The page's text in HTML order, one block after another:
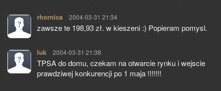
rhornica pisze:
2004-03-31 21:34
zawsze te 198,93 zł. w kieszeni :) Popieram pomysl.
luk pisze:
2004-03-31 21:38
TPSA do domu, czekam na otwarcie rynku i wejscie
prawdziwej konkurencji po 1 maja !!!!!!!